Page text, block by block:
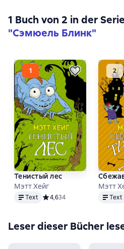
1 Buch von 2 in der Serie
"Сэмюель Блинк"
Тенистый лес
Мэтт Хейг
TextText Средний рейтинг 4,6 на
4,634
Мэтт
TextText
Leser dieser Bücher